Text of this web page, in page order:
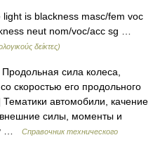
is blackness masc/fem voc
neut nom/voc/acc sg …
δείκτες)
сила колеса,
скоростью его продольного
автомобили, качение
силы, моменты и
…
Справочник технического